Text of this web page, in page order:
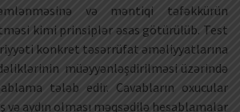
və məntiqi təfəkkürün
kimi prinsiplər əsas götürülüb. Test
konkret təsərrüfat əməliyyatlarına
müəyyənləşdirilməsi üzərində
tələb edir. Cavabların oxucular
və aydın olması məqsədilə hesablamalar